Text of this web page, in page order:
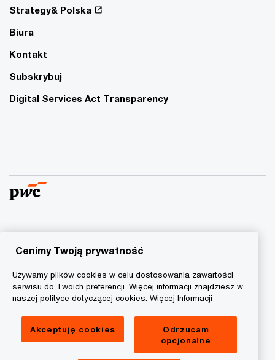
Strategy& Polska
Biura
Kontakt
Subskrybuj
Digital Services Act Transparency
© 2015 - 2026 PwC. Wszelkie prawa zastrzeżone. Nazwa
PwC odnosi się do firm wchodzących w skład sieci PwC, z
informacji na stroniewww.pwc.com/structure.
Informacja o ciasteczkach
Informacja prawna
Cenimy Twoją prywatność
Używamy plików cookies w celu dostosowania zawartości
serwisu do Twoich preferencji. Więcej informacji znajdziesz w
naszej polityce dotyczącej cookies. Więcej Informacji
Akceptuję cookies
Odrzucam
opcjonalne